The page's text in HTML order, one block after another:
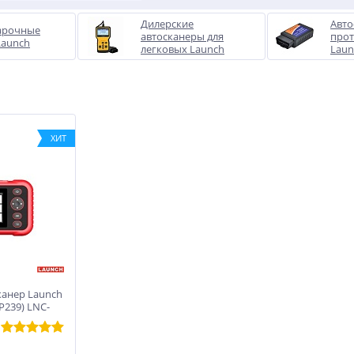
шиномонтажный (380 V)
Дилерские
автосканеры для
легковых Launch
ХИТ
Launch
LNC-